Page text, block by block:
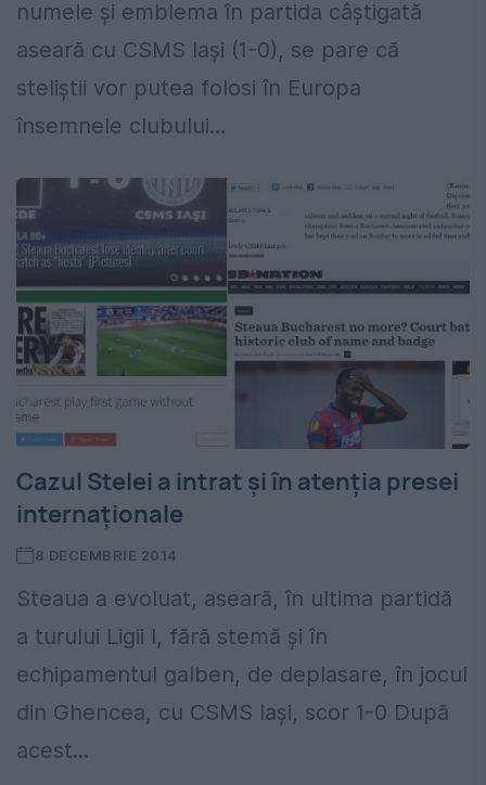
numele şi emblema în partida câştigată
aseară cu CSMS Iaşi (1-0), se pare că
steliştii vor putea folosi în Europa
însemnele clubului...
Cazul Stelei a intrat şi în atenţia presei
internaţionale
8 DECEMBRIE 2014
Steaua a evoluat, aseară, în ultima partidă
a turului Ligii I, fără stemă şi în
echipamentul galben, de deplasare, în jocul
din Ghencea, cu CSMS Iaşi, scor 1-0 După
acest...